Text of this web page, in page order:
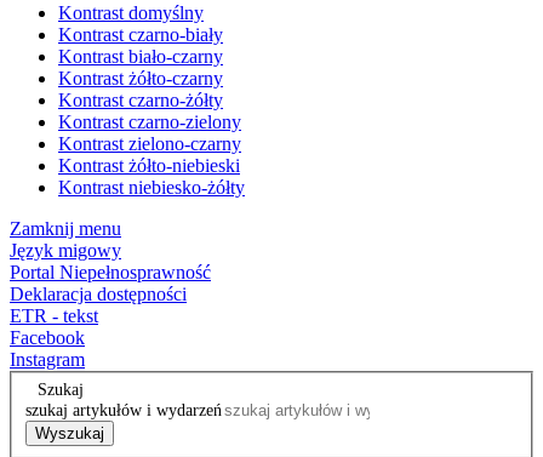
Kontrast domyślny
Kontrast czarno-biały
Kontrast biało-czarny
Kontrast żółto-czarny
Kontrast czarno-żółty
Kontrast czarno-zielony
Kontrast zielono-czarny
Kontrast żółto-niebieski
Kontrast niebiesko-żółty
Zamknij menu
Język migowy
Portal Niepełnosprawność
Deklaracja dostępności
ETR - tekst
Facebook
Instagram
Szukaj
szukaj artykułów i wydarzeń
Wyszukaj